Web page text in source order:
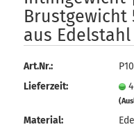
Konto erstellen
Passwort vergessen?
Brustgewicht
aus Edelstahl
Art.Nr.:
Lieferzeit:
Material: